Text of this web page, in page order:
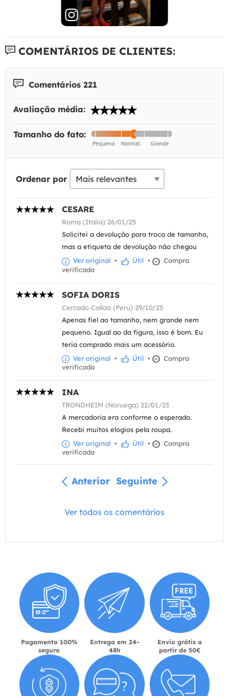
COMENTÁRIOS DE CLIENTES:
Comentários 221
Avaliação média:
Tamanho do fato:
Ordenar por
CESARE
Roma (Itália) 26/01/25
Solicitei a devolução para troca de tamanho,
mas a etiqueta de devolução não chegou
Ver original • Útil •
Compra
verificada
SOFIA DORIS
Cercado Callao (Peru) 29/10/23
Apenas fiel ao tamanho, nem grande nem
pequeno. Igual ao da figura, isso é bom. Eu
teria comprado mais um acessório.
Ver original • Útil •
Compra
verificada
INA
TRONDHEIM (Noruega) 22/01/23
A mercadoria era conforme o esperado.
Recebi muitos elogios pela roupa.
Ver original • Útil •
Compra
verificada
Anterior Seguinte
Ver todos os comentários
Pagamento 100%
seguro
Entrega em 24-
48h
Envio grátis a
partir de 50€